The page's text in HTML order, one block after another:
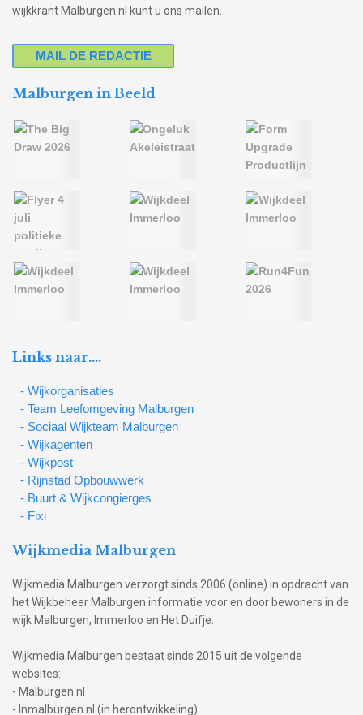
wijkkrant Malburgen.nl kunt u ons mailen.
MAIL DE REDACTIE
Malburgen in Beeld
Links naar….
- Wijkorganisaties
- Team Leefomgeving Malburgen
- Sociaal Wijkteam Malburgen
- Wijkagenten
- Wijkpost
- Rijnstad Opbouwwerk
- Buurt & Wijkcongierges
- Fixi
Wijkmedia Malburgen
Wijkmedia Malburgen verzorgt sinds 2006 (online) in opdracht van
het Wijkbeheer Malburgen informatie voor en door bewoners in de
wijk Malburgen, Immerloo en Het Duifje.
Wijkmedia Malburgen bestaat sinds 2015 uit de volgende
websites:
- Malburgen.nl
- Inmalburgen.nl (in herontwikkeling)